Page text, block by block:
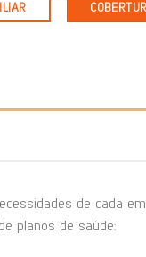
de cada
planos de saúde: